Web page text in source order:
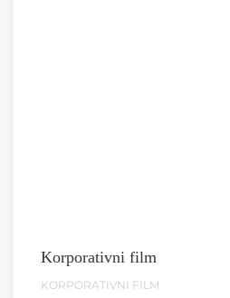
Korporativni film
KORPORATIVNI FILM